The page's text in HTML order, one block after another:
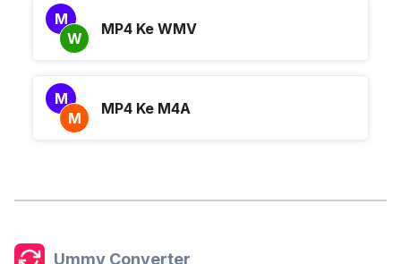
M
W
MP4 Ke WMV
M
M
MP4 Ke M4A
Ummy Converter